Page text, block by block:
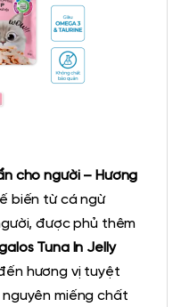
cho người – Hương
biến từ cá ngừ
được phủ thêm
Tuna In Jelly
hương vị tuyệt
miếng chất